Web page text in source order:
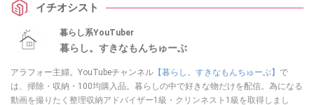
イチオシスト
暮らし系YouTuber
暮らし。すきなもんちゅーぶ
アラフォー主婦。YouTubeチャンネル 【暮らし。すきなもんちゅーぶ】 で
は、掃除・収納・100均購入品。暮らしの中で好きな物だけを配信。為になる
動画を撮りたく整理収納アドバイザー1級・クリンネスト1級を取得しまし